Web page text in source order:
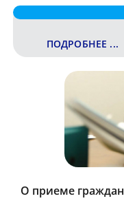
ПОДРОБНЕЕ ...
О приеме граждан